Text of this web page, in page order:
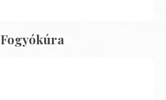
Fogyókúra